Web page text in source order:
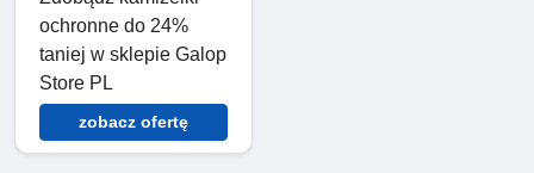
ochronne do 24%
taniej w sklepie Galop
Store PL
zobacz ofertę